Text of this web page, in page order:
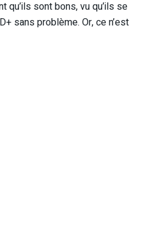
qu’ils sont bons, vu qu’ils se
sans problème. Or, ce n’est